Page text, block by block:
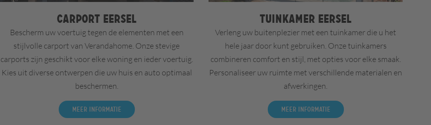
Carport Eersel
Bescherm uw voertuig tegen de elementen met een
stijlvolle carport van Verandahome. Onze stevige
carports zijn geschikt voor elke woning en ieder voertuig.
Kies uit diverse ontwerpen die uw huis en auto optimaal
beschermen.
Meer informatie
Tuinkamer Eersel
Verleng uw buitenplezier met een tuinkamer die u het
hele jaar door kunt gebruiken. Onze tuinkamers
combineren comfort en stijl, met opties voor elke smaak.
Personaliseer uw ruimte met verschillende materialen en
afwerkingen.
Meer informatie